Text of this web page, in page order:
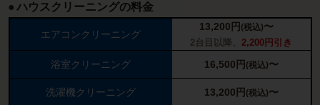
ハウスクリーニングの料金
エアコンクリーニング
13,200 円 (税込)〜
2台目以降、 2,200円引き
浴室クリーニング 16,500 円 (税込)〜
洗濯機クリーニング 13,200 円 (税込)〜